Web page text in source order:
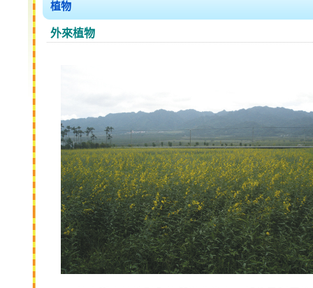
植物
外來植物